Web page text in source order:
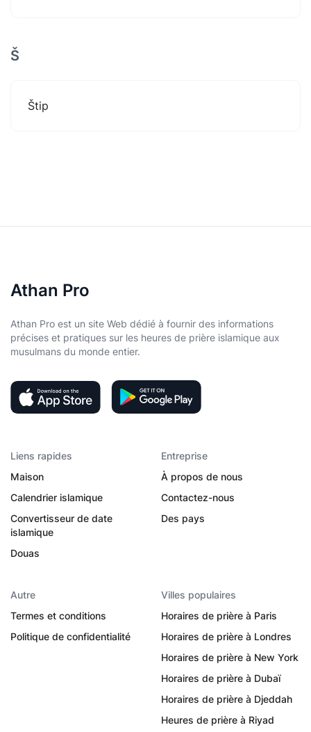
Š
Štip
Athan Pro
Athan Pro est un site Web dédié à fournir des informations
précises et pratiques sur les heures de prière islamique aux
musulmans du monde entier.
Liens rapides
Maison
Calendrier islamique
Convertisseur de date
islamique
Douas
Entreprise
À propos de nous
Contactez-nous
Des pays
Autre
Termes et conditions
Politique de confidentialité
Villes populaires
Horaires de prière à Paris
Horaires de prière à Londres
Horaires de prière à New York
Horaires de prière à Dubaï
Horaires de prière à Djeddah
Heures de prière à Riyad